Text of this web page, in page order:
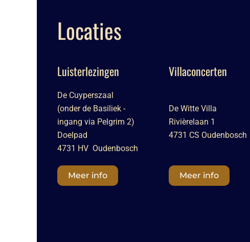
Locaties
Luisterlezingen
De Cuyperszaal
(onder de Basiliek -
ingang via Pelgrim 2)
Doelpad
4731 HV Oudenbosch
Meer info
Villaconcerten
De Witte Villa
Rivièrelaan 1
4731 CS Oudenbosch
Meer info